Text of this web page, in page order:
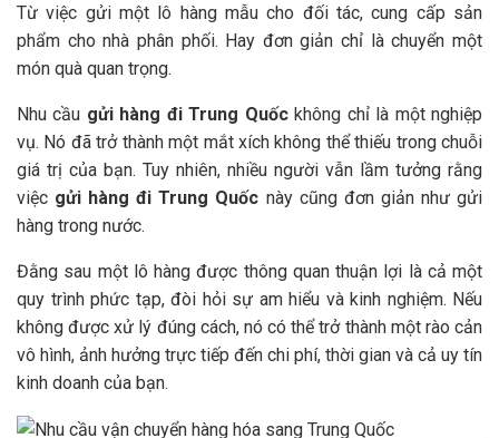
Từ việc gửi một lô hàng mẫu cho đối tác, cung cấp sản
phẩm cho nhà phân phối. Hay đơn giản chỉ là chuyển một
món quà quan trọng.
Nhu cầu gửi hàng đi Trung Quốckhông chỉ là một nghiệp
vụ. Nó đã trở thành một mắt xích không thể thiếu trong chuỗi
giá trị của bạn. Tuy nhiên, nhiều người vẫn lầm tưởng rằng
việc gửi hàng đi Trung Quốc này cũng đơn giản như gửi
hàng trong nước.
Đằng sau một lô hàng được thông quan thuận lợi là cả một
quy trình phức tạp, đòi hỏi sự am hiểu và kinh nghiệm. Nếu
không được xử lý đúng cách, nó có thể trở thành một rào cản
vô hình, ảnh hưởng trực tiếp đến chi phí, thời gian và cả uy tín
kinh doanh của bạn.